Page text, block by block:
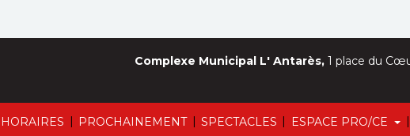
HORAIRES | PROCHAINEMENT | SPECTACLES | ESPACE PRO/CE |
Complexe Municipal L' Antarès, 1 place du